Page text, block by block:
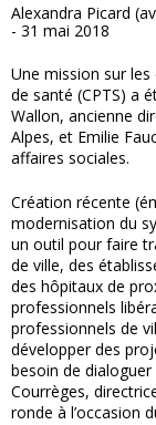
Alexandra Picard
- 31 mai 2018
Une mission sur
de santé (CPTS) a
Wallon, ancienne
Alpes, et Emilie
affaires sociales.
Création récente
modernisation du
un outil pour faire
de ville, des
des hôpitaux de
professionnels
professionnels de
développer des
besoin de
Courrèges,
ronde à l’occasion